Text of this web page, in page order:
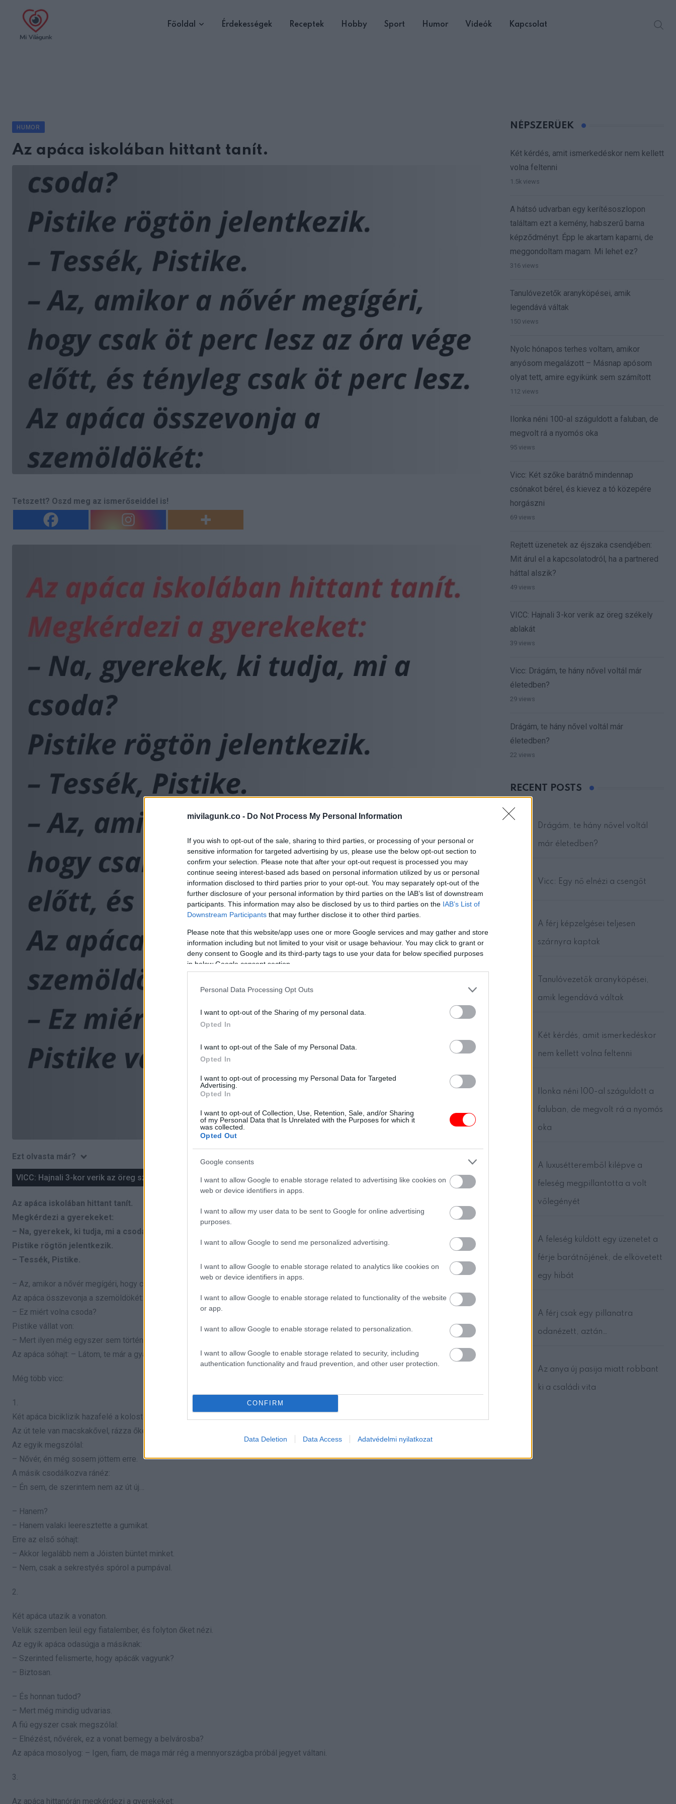
mivilagunk.co - Do Not Process My Personal Information
If you wish to opt-out of the sale, sharing to third parties, or processing of your personal or
sensitive information for targeted advertising by us, please use the below opt-out section to
confirm your selection. Please note that after your opt-out request is processed you may
continue seeing interest-based ads based on personal information utilized by us or personal
information disclosed to third parties prior to your opt-out. You may separately opt-out of the
further disclosure of your personal information by third parties on the IAB’s list of downstream
participants. This information may also be disclosed by us to third parties on the IAB’s List of
Downstream Participants that may further disclose it to other third parties.
Please note that this website/app uses one or more Google services and may gather and store
information including but not limited to your visit or usage behaviour. You may click to grant or
deny consent to Google and its third-party tags to use your data for below specified purposes
in below Google consent section.
Personal Data Processing Opt Outs
I want to opt-out of the Sharing of my personal data.
Opted In
I want to opt-out of the Sale of my Personal Data.
Opted In
I want to opt-out of processing my Personal Data for Targeted
Advertising.
Opted In
I want to opt-out of Collection, Use, Retention, Sale, and/or Sharing
of my Personal Data that Is Unrelated with the Purposes for which it
was collected.
Opted Out
Google consents
I want to allow Google to enable storage related to advertising like cookies on
web or device identifiers in apps.
I want to allow my user data to be sent to Google for online advertising
purposes.
I want to allow Google to send me personalized advertising.
I want to allow Google to enable storage related to analytics like cookies on
web or device identifiers in apps.
I want to allow Google to enable storage related to functionality of the website
or app.
I want to allow Google to enable storage related to personalization.
I want to allow Google to enable storage related to security, including
authentication functionality and fraud prevention, and other user protection.
CONFIRM
Data Deletion Data Access Adatvédelmi nyilatkozat
content
Főoldal Érdekességek Receptek Hobby Sport Humor Videók Kapcsolat
HUMOR
Az apáca iskolában hittant tanít.
Tetszett? Oszd meg az ismerőseiddel is!
Ezt olvasta már?
VICC: Hajnali 3-kor verik az öreg székely ablakát
Az apáca iskolában hittant tanít.
Megkérdezi a gyerekeket:
– Na, gyerekek, ki tudja, mi a csoda?
Pistike rögtön jelentkezik.
– Tessék, Pistike.
– Az, amikor a nővér megígéri, hogy csak öt perc lesz az óra vége előtt, és tényleg csak öt perc lesz.
Az apáca összevonja a szemöldökét:
– Ez miért volna csoda?
Pistike vállat von:
– Mert ilyen még egyszer sem történt meg.
Az apáca sóhajt: – Látom, te már a gyakorlati teológiát tanulod.
Még több vicc:
1.
Két apáca biciklizik hazafelé a kolostorba.
Az út tele van macskakővel, rázza őket rendesen.
Az egyik megszólal:
– Nővér, én még sosem jöttem erre.
A másik csodálkozva ránéz:
– Én sem, de szerintem nem az út új…
– Hanem?
– Hanem valaki leeresztette a gumikat.
Erre az első sóhajt:
– Akkor legalább nem a Jóisten büntet minket.
– Nem, csak a sekrestyés spórol a pumpával.
2.
Két apáca utazik a vonaton.
Velük szemben leül egy fiatalember, és folyton őket nézi.
Az egyik apáca odasúgja a másiknak:
– Szerinted felismerte, hogy apácák vagyunk?
– Biztosan.
– És honnan tudod?
– Mert még mindig udvarias.
A fiú egyszer csak megszólal:
– Elnézést, nővérek, ez a vonat bemegy a belvárosba?
Az apáca mosolyog: – Igen, fiam, de maga már rég a mennyországba próbál jegyet váltani.
3.
Az apáca hittanórán megkérdezi a gyerekeket:
NÉPSZERŰEK
Két kérdés, amit ismerkedéskor nem kellett
volna feltenni
1.5k views
A hátsó udvarban egy kerítésoszlopon
találtam ezt a kemény, habszerű barna
képződményt. Épp le akartam kaparni, de
meggondoltam magam. Mi lehet ez?
316 views
Tanulóvezetők aranyköpései, amik
legendává váltak
150 views
Nyolc hónapos terhes voltam, amikor
anyósom megalázott – Másnap apósom
olyat tett, amire egyikünk sem számított
112 views
Ilonka néni 100-al száguldott a faluban, de
megvolt rá a nyomós oka
95 views
Vicc: Két szőke barátnő mindennap
csónakot bérel, és kievez a tó közepére
horgászni
69 views
Rejtett üzenetek az éjszaka csendjében:
Mit árul el a kapcsolatodról, ha a partnered
háttal alszik?
49 views
VICC: Hajnali 3-kor verik az öreg székely
ablakát
39 views
Vicc: Drágám, te hány nővel voltál már
életedben?
29 views
Drágám, te hány nővel voltál már
életedben?
22 views
RECENT POSTS
Drágám, te hány nővel voltál
már életedben?
Vicc: Egy nő elnézi a csengőt
A férj képzelgései teljesen
szárnyra kaptak
Tanulóvezetők aranyköpései,
amik legendává váltak
Két kérdés, amit ismerkedéskor
nem kellett volna feltenni
Ilonka néni 100-al száguldott a
faluban, de megvolt rá a nyomós
oka
A luxusétteremből kilépve a
feleség megpillantotta a volt
vőlegényét
A feleség küldött egy üzenetet a
férje barátnőjének, de elkövetett
egy hibát
A férj csak egy pillanatra
odanézett, aztán…
Az anya új pasija miatt robbant
ki a családi vita